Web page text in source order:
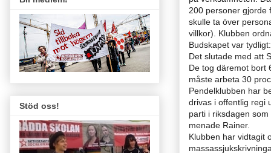
200 personer gjorde
skulle ta över
villkor). Klubben
Budskapet var
Det slutade med att
De tog däremot bort
måste arbeta 30
Pendelklubben har
drivas i offentlig regi
parti i riksdagen
menade Rainer.
Klubben har vidtagit
Stöd oss!